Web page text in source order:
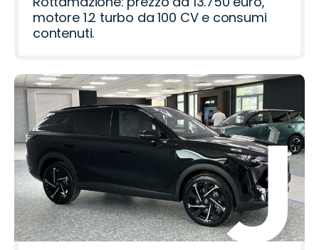
o
r
motore 1.2 turbo da 100 CV e consumi
contenuti.